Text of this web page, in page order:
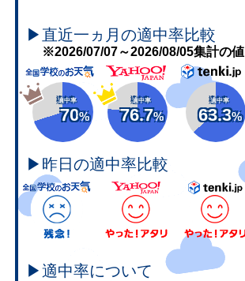
▶直近一ヵ月の適中率比較
※2026/07/07～2026/08/05集計の値
適中率
70%
適中率
76.7%
適中率
63.3%
▶昨日の適中率比較
▶適中率について